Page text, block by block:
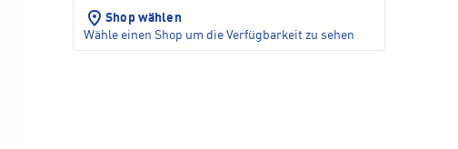
Shop wählen
Wähle einen Shop um die Verfügbarkeit zu sehen